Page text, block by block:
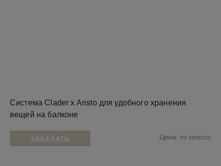
Система Clader x Aristo для удобного хранения
вещей на балконе
ЗАКАЗАТЬ Цена: по запросу